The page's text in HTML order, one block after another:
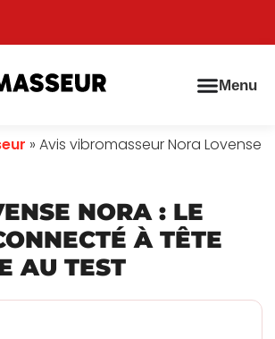
Menu
» Avis vibromasseur Nora Lovense
NORA : LE
À TÊTE
AU TEST